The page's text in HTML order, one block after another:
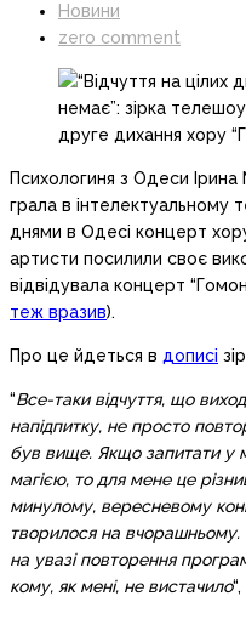
Новини
zero comment
Психологиня з Одеси
грала в інтелектуальному
днями в Одесі концерт хору
артисти посилили своє
відвідувала концерт
теж вразив).
Про це йдеться в дописі
“Все-таки відчуття, що
напідпитку, не просто
був вище. Якщо запитати у
магією, то для мене це
минулому, вересневому
творилося на вчорашньому.
на увазі повторення
кому, як мені, не вистачило